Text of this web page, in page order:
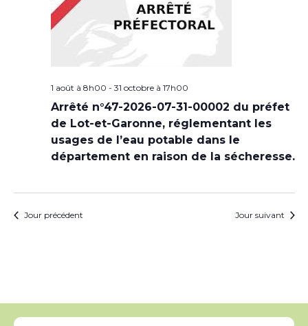
1 août à 8h00 - 31 octobre à 17h00
Arrêté n°47-2026-07-31-00002 du préfet
de Lot-et-Garonne, réglementant les
usages de l’eau potable dans le
département en raison de la sécheresse.
Jour précédent Jour suivant